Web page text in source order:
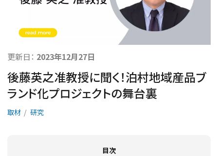
更新日： 2023年12月27日
後藤英之准教授に聞く！泊村地域産品ブ
ランド化プロジェクトの舞台裏
取材 研究
目次